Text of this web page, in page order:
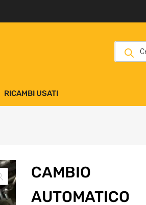
RICAMBI USATI
CAMBIO
AUTOMATICO